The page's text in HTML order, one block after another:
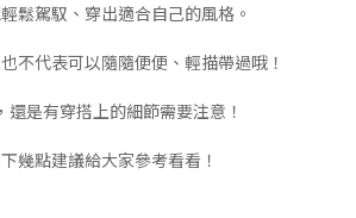
鬆駕馭、穿出適合自己的風格。
不代表可以隨隨便便、輕描帶過哦！
還是有穿搭上的細節需要注意！
幾點建議給大家參考看看！